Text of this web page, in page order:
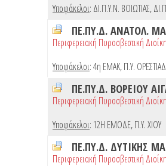
Υποφάκελοι: ΔΙ.Π.Υ.Ν. ΒΟΙΩΤΙΑΣ,
ΠΕ.ΠΥ.Δ. ΑΝΑΤΟΛ.
Περιφερειακή Πυροσβεστική
Υποφάκελοι:4η ΕΜΑΚ,Π.Υ.
ΠΕ.ΠΥ.Δ. ΒΟΡΕΙΟΥ
Περιφερειακή Πυροσβεστική
Υποφάκελοι: 12Η ΕΜΟΔΕ,Π.Υ. ΧΙΟΥ
ΠΕ.ΠΥ.Δ. ΔΥΤΙΚΗΣ
Περιφερειακή Πυροσβεστική